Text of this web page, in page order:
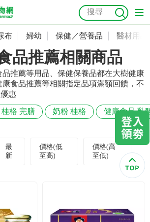
獨家 益生菌 魚油 幼兒米餅 貓砂
布 婦幼 保健／營養品 醫材用品
品推薦相關商品
推薦等用品、保健保養品都在大樹健康
食品推薦等相關指定品項滿額回饋，不
惠
桂格 完膳 奶粉 桂格 健康食品 乳
最
新
價格(低
至高)
價格(高
至低)